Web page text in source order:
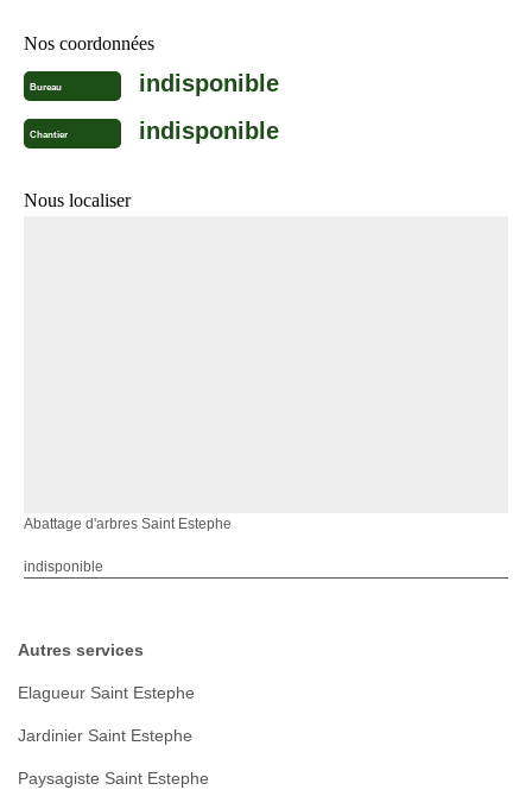
Nos coordonnées
Bureau indisponible
Chantier indisponible
Nous localiser
Abattage d'arbres Saint Estephe
indisponible
Autres services
Elagueur Saint Estephe
Jardinier Saint Estephe
Paysagiste Saint Estephe